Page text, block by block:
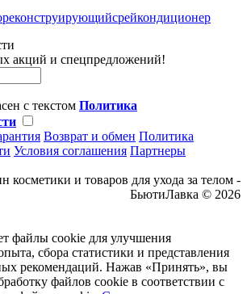
акций и спецпредложений!
с текстом Политика
Возврат и обмен Политика
Условия соглашения Партнеры
косметики и товаров для ухода за телом -
БьютиЛавка © 2026
файлы cookie для улучшения
сбора статистики и представления
рекомендаций. Нажав «Принять», вы
файлов cookie в соответствии с